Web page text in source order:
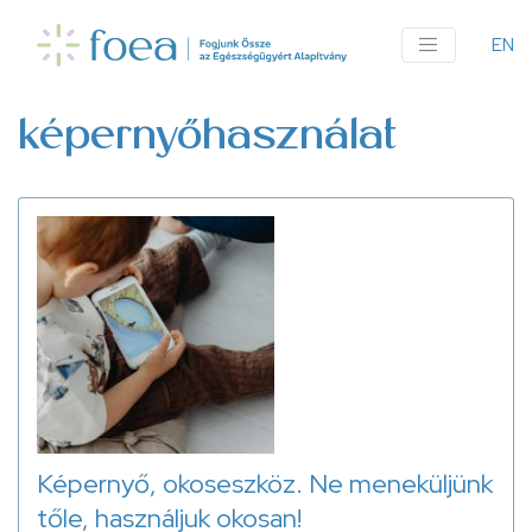
tartalomra
EN
képernyőhasználat
Képernyő, okoseszköz. Ne meneküljünk
tőle, használjuk okosan!